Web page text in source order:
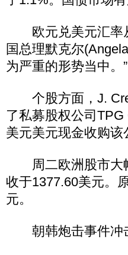
欧元兑美元汇率从
国总理默克尔
为严重的形势当中。”
个股方面，J.
了私募股权公司
美元美元现金收购该
周二欧洲股市大
收于1377.60美元。
元。
朝韩炮击事件冲